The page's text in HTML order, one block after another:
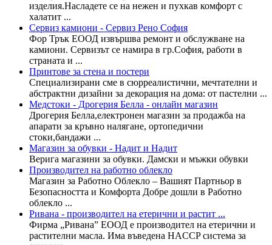
изделия.Насладете се на нежен и пухкав комфорт с
халатит ...
Сервиз камиони - Сервиз Рено София
Фор Трък ЕООД извършва ремонт и обслужване на
камиони. Сервизът се намира в гр.София, работи в
страната и ...
Принтове за стена и постери
Специализирани сме в сюрреалистични, мечтателни и
абстрактни дизайни за декорация на дома: от пастелни ...
Медстоки - Дрогерия Белла - онлайн магазин
Дрогерия Белла,електронен магазин за продажба на
апарати за кръвно налягане, ортопедични
стоки,бандажи ...
Магазин за обувки - Надит и Надит
Верига магазини за обувки. Дамски и мъжки обувки
Производител на работно облекло
Магазин за Работно Облекло – Вашият Партньор в
Безопасността и Комфорта Добре дошли в Работно
облекло ...
Ривана - производител на етерични и растит ...
Фирма „Ривана” ЕООД е производител на етерични и
растителни масла. Има въведена HACCP система за